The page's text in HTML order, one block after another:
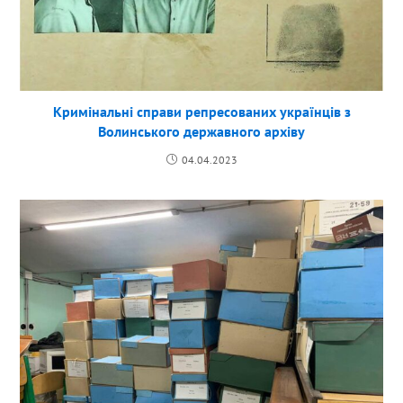
Кримінальні справи репресованих українців з
Волинського державного архіву
04.04.2023